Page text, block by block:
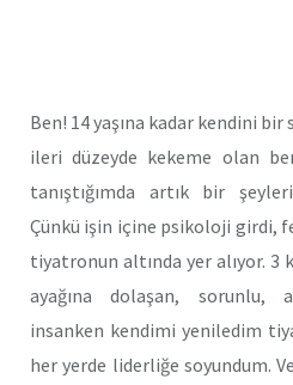
Ben! 14 yaşına kadar kendini
ileri düzeyde kekeme olan
tanıştığımda artık bir
Çünkü işin içine psikoloji girdi,
tiyatronun altında yer alıyor. 3
ayağına dolaşan, sorunlu,
insanken kendimi yeniledim
her yerde liderliğe soyundum.